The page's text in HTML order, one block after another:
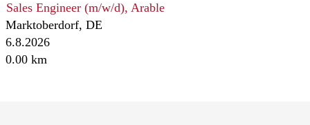
Sales Engineer (m/w/d), Arable
Marktoberdorf, DE
6.8.2026
0.00 km